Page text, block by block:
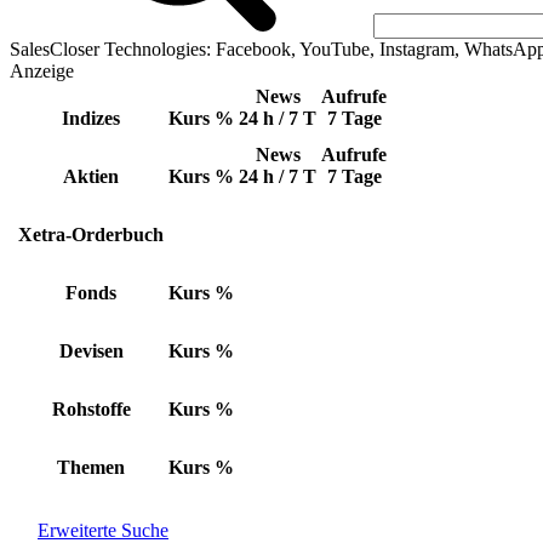
SalesCloser Technologies: Facebook, YouTube, Instagram,
Anzeige
Indizes Kurs %
News
24 h / 7 T
Aufrufe
7 Tage
Aktien Kurs %
News
24 h / 7 T
Aufrufe
7 Tage
Xetra-Orderbuch
Fonds Kurs %
Devisen Kurs %
Rohstoffe Kurs %
Themen Kurs %
Erweiterte Suche